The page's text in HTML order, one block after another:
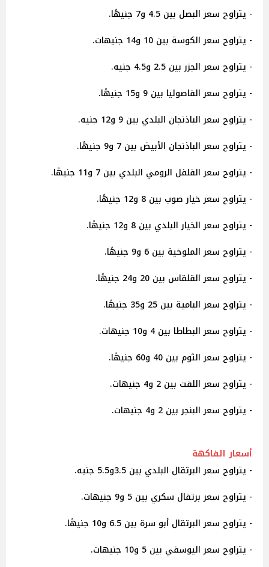
- يتراوح سعر البصل بين 4.5 و7 جنيهًا.
- يتراوح سعر الكوسة بين 10 و14 جنيهات.
- يتراوح سعر الجزر بين 2.5 و4.5 جنيه.
- يتراوح سعر الفاصوليا بين 9 و15 جنيهًا.
- يتراوح سعر الباذنجان البلدي بين 9 و12 جنيه.
- يتراوح سعر الباذنجان الأبيض بين 7 و9 جنيهًا.
- يتراوح سعر الفلفل الرومي البلدي بين 7 و11 جنيهًا.
- يتراوح سعر خيار صوب بين 8 و12 جنيهًا.
- يتراوح سعر الخيار البلدي بين 8 و12 جنيهًا.
- يتراوح سعر الملوخية بين 6 و9 جنيهًا.
- يتراوح سعر القلقاس بين 20 و24 جنيهًا.
- يتراوح سعر البامية بين 25 و35 جنيهًا.
- يتراوح سعر البطاطا بين 4 و10 جنيهات.
- يتراوح سعر الثوم بين 40 و60 جنيهًا.
- يتراوح سعر اللفت بين 2 و4 جنيهات.
- يتراوح سعر البنجر بين 2 و4 جنيهات.
أسعار الفاكهة
- يتراوح سعر البرتقال البلدي بين 3.5و5.5 جنيه.
- يتراوح سعر برتقال سكري بين 5 و9 جنيهات.
- يتراوح سعر البرتقال أبو سرة بين 6.5 و10 جنيهًا.
- يتراوح سعر اليوسفي بين 5 و10 جنيهات.